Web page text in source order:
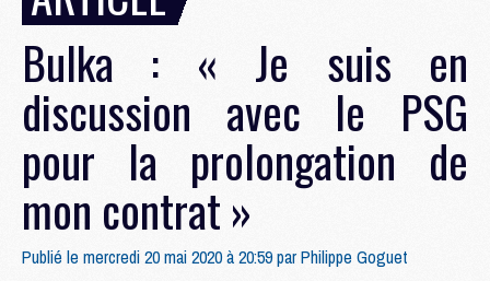
Bulka : « Je suis en
discussion avec le PSG
pour la prolongation de
mon contrat »
Publié le mercredi 20 mai 2020 à 20:59 parPhilippe Goguet